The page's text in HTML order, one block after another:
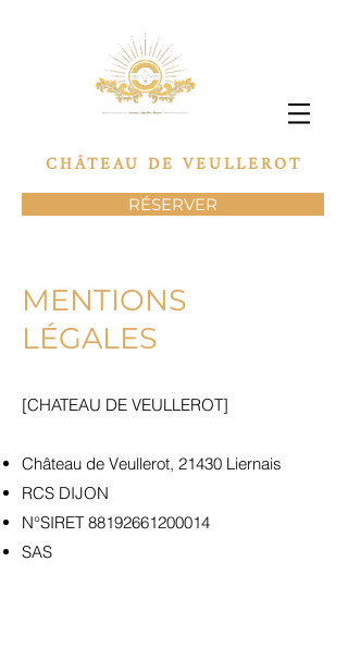
CHÂTEAU DE VEULLEROT
RÉSERVER
MENTIONS
LÉGALES
[CHATEAU DE VEULLEROT]
Château de Veullerot, 21430 Liernais
RCS DIJON
N°SIRET 88192661200014
SAS